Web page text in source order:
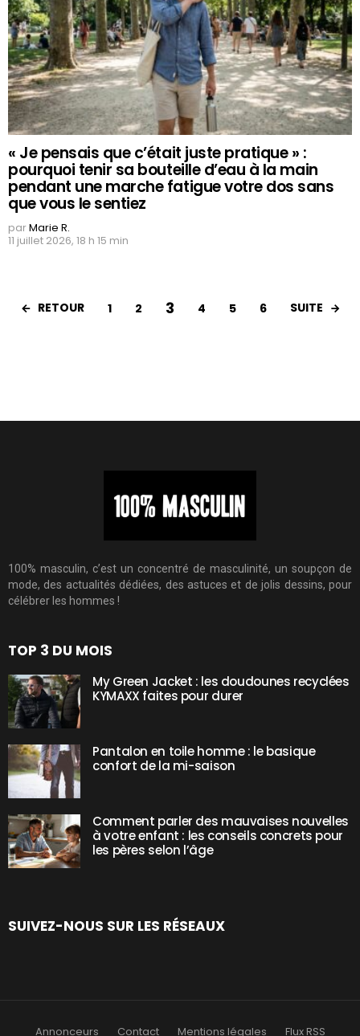
« Je pensais que c’était juste pratique » :
pourquoi tenir sa bouteille d’eau à la main
pendant une marche fatigue votre dos sans
que vous le sentiez
parMarie R.
11 juillet 2026, 18 h 15 min
RETOUR 1 2 3 4 5 6 SUITE
100% masculin, c’est un concentré de masculinité, un soupçon de
mode, des actualités dédiées, des astuces et de jolis dessins, pour
célébrer les hommes !
TOP 3 DU MOIS
My Green Jacket : les doudounes recyclées
KYMAXX faites pour durer
Pantalon en toile homme : le basique
confort de la mi-saison
Comment parler des mauvaises nouvelles
à votre enfant : les conseils concrets pour
les pères selon l’âge
SUIVEZ-NOUS SUR LES RÉSEAUX
Annonceurs Contact Mentions légales Flux RSS